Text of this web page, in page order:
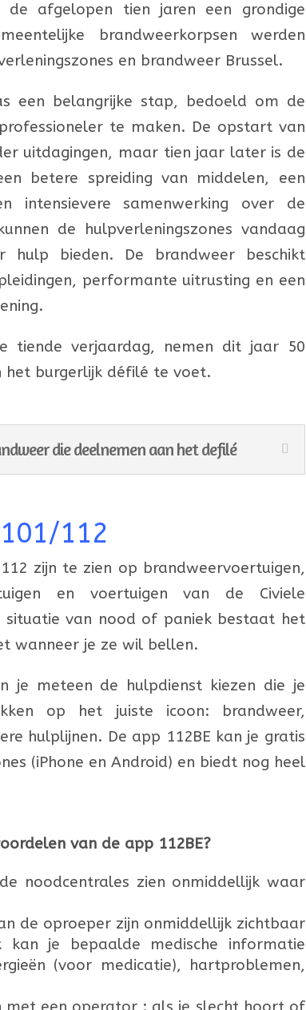
de afgelopen tien jaren een grondige
brandweerkorpsen werden
en brandweer Brussel.
een belangrijke stap, bedoeld om de
te maken. De opstart van
uitdagingen, maar tien jaar later is de
betere spreiding van middelen, een
intensievere samenwerking over de
de hulpverleningszones vandaag
hulp bieden. De brandweer beschikt
performante uitrusting en een
tiende verjaardag, nemen dit jaar 50
het burgerlijk défilé te voet.
die deelnemen aan het defilé
112
zijn te zien op brandweervoertuigen,
en voertuigen van de Civiele
situatie van nood of paniek bestaat het
wanneer je ze wil bellen.
je meteen de hulpdienst kiezen die je
op het juiste icoon: brandweer,
hulplijnen. De app 112BE kan je gratis
(iPhone en Android) en biedt nog heel
van de app 112BE?
noodcentrales zien onmiddellijk waar
de oproeper zijn onmiddellijk zichtbaar
je bepaalde medische informatie
(voor medicatie), hartproblemen,